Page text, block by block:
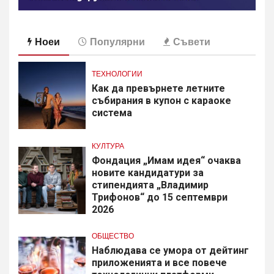
Ноеи Популярни Съвети
ТЕХНОЛОГИИ
Как да превърнете летните
събирания в купон с караоке
система
КУЛТУРА
Фондация „Имам идея“ очаква
новите кандидатури за
стипендията „Владимир
Трифонов“ до 15 септември
2026
ОБЩЕСТВО
Наблюдава се умора от дейтинг
приложенията и все повече